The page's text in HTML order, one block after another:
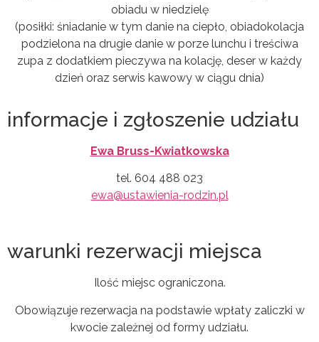
obiadu w niedzielę
(posiłki: śniadanie w tym danie na ciepło, obiadokolacja
podzielona na drugie danie w porze lunchu i treściwa
zupa z dodatkiem pieczywa na kolację, deser w każdy
dzień oraz serwis kawowy w ciągu dnia)
informacje i zgłoszenie udziału
Ewa Bruss-Kwiatkowska
tel. 604 488 023
ewa@ustawienia-rodzin.pl
warunki rezerwacji miejsca
Ilość miejsc ograniczona.
Obowiązuje rezerwacja na podstawie wpłaty zaliczki w
kwocie zależnej od formy udziału.